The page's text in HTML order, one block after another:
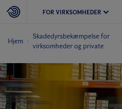
FOR VIRKSOMHEDER
Hjem
Skadedyrs­bekæmpelse for
virksomheder og private